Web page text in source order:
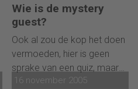
toekomst. 'We rapporteren
met dezelfde frequentie en
inhoud als een grote
internationale onderneming.'
Dick Veerman, als interim
manager gespecialiseerd in
juist dat de vraag naar credit
managers groeiende is.
Wie is de mystery
guest?
Ook al zou de kop het doen
vermoeden, hier is geen
sprake van een quiz, maar
van een middel om service
16 november 2005